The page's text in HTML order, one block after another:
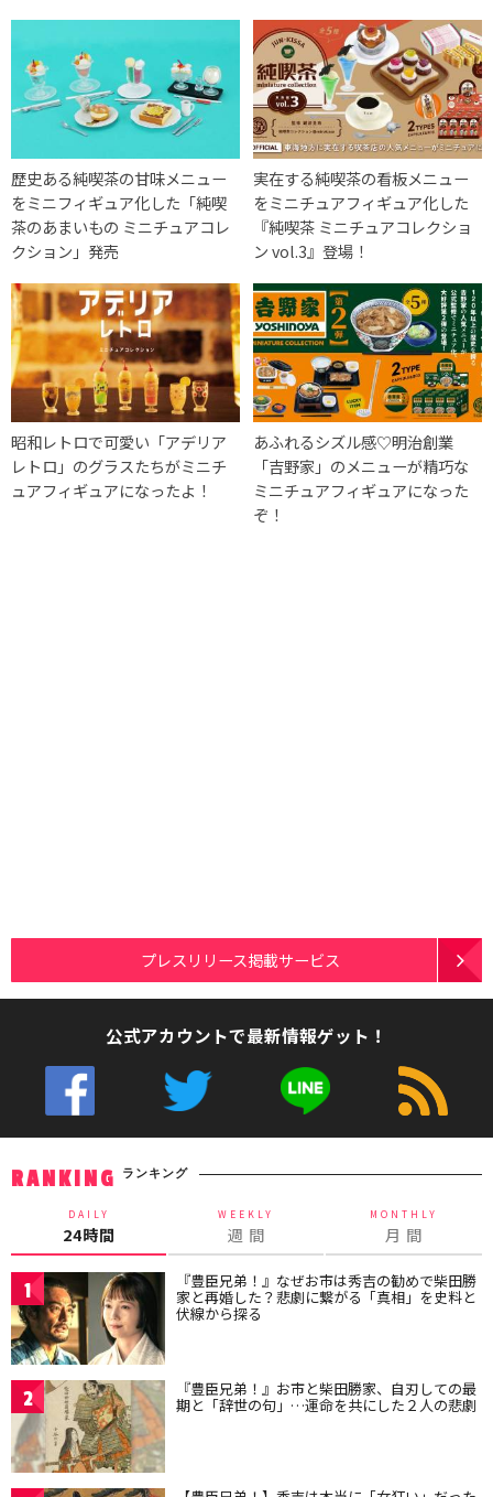
歴史ある純喫茶の甘味メニュー
をミニフィギュア化した「純喫
茶のあまいもの ミニチュアコレ
クション」発売
実在する純喫茶の看板メニュー
をミニチュアフィギュア化した
『純喫茶 ミニチュアコレクショ
ン vol.3』登場！
昭和レトロで可愛い「アデリア
レトロ」のグラスたちがミニチ
ュアフィギュアになったよ！
あふれるシズル感♡明治創業
「吉野家」のメニューが精巧な
ミニチュアフィギュアになった
ぞ！
プレスリリース掲載サービス
公式アカウントで最新情報ゲット！
RANKING ランキング
DAILY
24時間
WEEKLY
週 間
MONTHLY
月 間
1 『豊臣兄弟！』なぜお市は秀吉の勧めで柴田勝
家と再婚した？悲劇に繋がる「真相」を史料と
伏線から探る
2 『豊臣兄弟！』お市と柴田勝家、自刃しての最
期と「辞世の句」…運命を共にした２人の悲劇